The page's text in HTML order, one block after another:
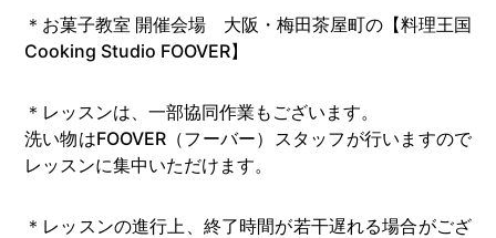
＊お菓子教室 開催会場 大阪・梅田茶屋町の【料理王国
Cooking Studio FOOVER】
＊レッスンは、一部協同作業もございます。
洗い物はFOOVER（フーバー）スタッフが行いますので
レッスンに集中いただけます。
＊レッスンの進行上、終了時間が若干遅れる場合がござ